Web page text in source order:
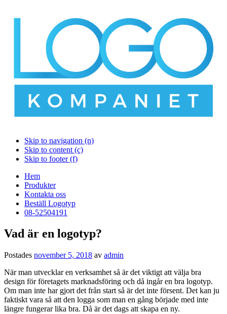
Skip to navigation (n)
Skip to content (c)
Skip to footer (f)
Hem
Produkter
Kontakta oss
Beställ Logotyp
08-52504191
Vad är en logotyp?
Postades november 5, 2018 av admin
När man utvecklar en verksamhet så är det viktigt att välja bra
design för företagets marknadsföring och då ingår en bra logotyp.
Om man inte har gjort det från start så är det inte försent. Det kan ju
faktiskt vara så att den logga som man en gång började med inte
längre fungerar lika bra. Då är det dags att skapa en ny.